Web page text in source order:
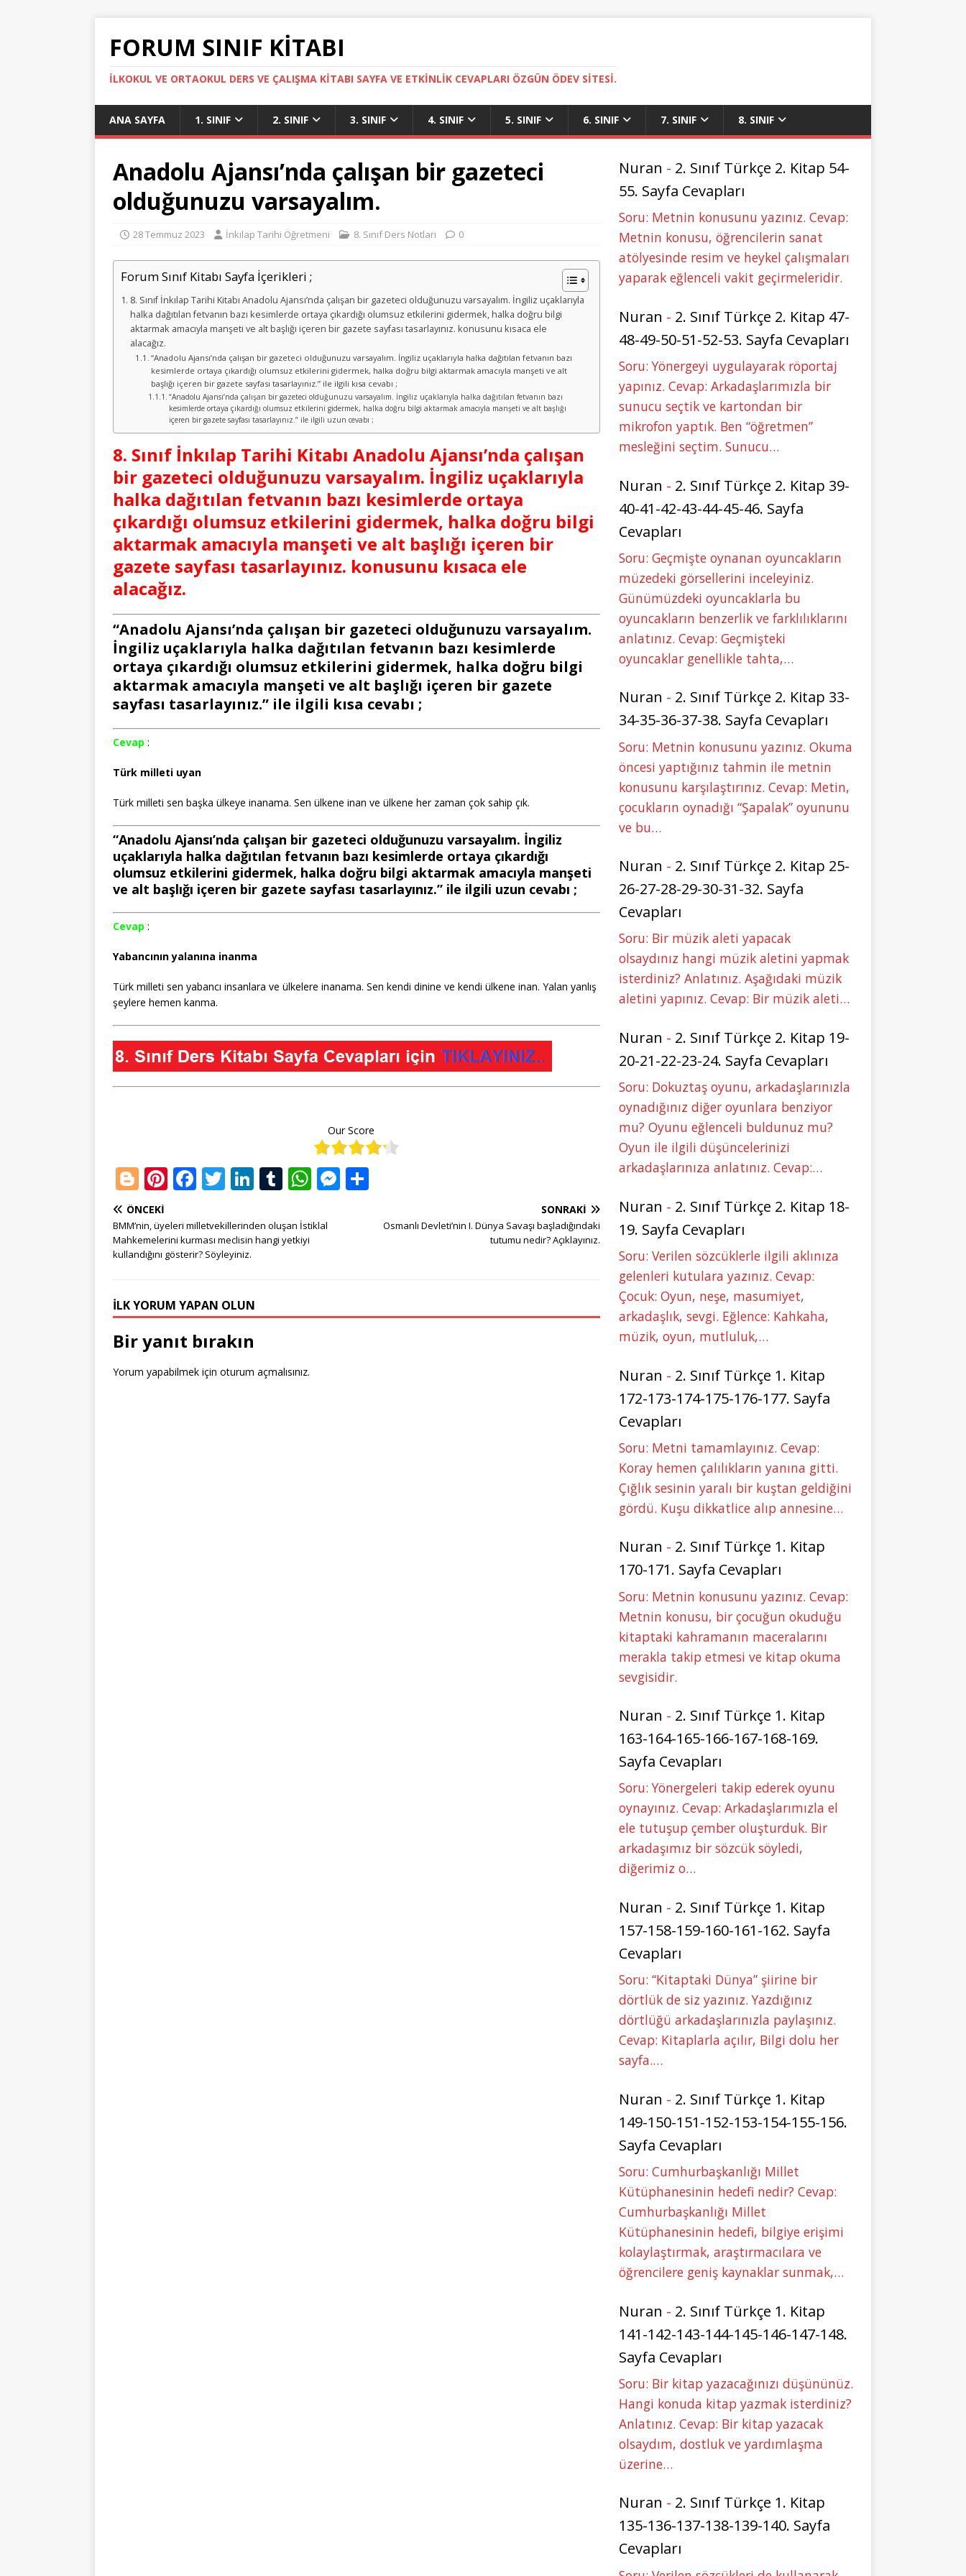
FORUM SINIF KITABI
İLKOKUL VE ORTAOKUL DERS VE ÇALIŞMA KITABI SAYFA VE ETKINLIK CEVAPLARI ÖZGÜN ÖDEV SITESI.
ANA SAYFA 1. SINIF 2. SINIF 3. SINIF 4. SINIF 5. SINIF 6. SINIF 7. SINIF 8. SINIF
Anadolu Ajansı’nda çalışan bir gazeteci
olduğunuzu varsayalım.
28 Temmuz 2023 İnkılap Tarihi Öğretmeni 8. Sınıf Ders Notları 0
Forum Sınıf Kitabı Sayfa İçerikleri ;
8. Sınıf İnkılap Tarihi Kitabı Anadolu Ajansı’nda çalışan bir gazeteci olduğunuzu varsayalım. İngiliz uçaklarıyla
halka dağıtılan fetvanın bazı kesimlerde ortaya çıkardığı olumsuz etkilerini gidermek, halka doğru bilgi
aktarmak amacıyla manşeti ve alt başlığı içeren bir gazete sayfası tasarlayınız. konusunu kısaca ele
alacağız.
“Anadolu Ajansı’nda çalışan bir gazeteci olduğunuzu varsayalım. İngiliz uçaklarıyla halka dağıtılan fetvanın bazı
kesimlerde ortaya çıkardığı olumsuz etkilerini gidermek, halka doğru bilgi aktarmak amacıyla manşeti ve alt
başlığı içeren bir gazete sayfası tasarlayınız.” ile ilgili kısa cevabı ;
“Anadolu Ajansı’nda çalışan bir gazeteci olduğunuzu varsayalım. İngiliz uçaklarıyla halka dağıtılan fetvanın bazı
kesimlerde ortaya çıkardığı olumsuz etkilerini gidermek, halka doğru bilgi aktarmak amacıyla manşeti ve alt başlığı
içeren bir gazete sayfası tasarlayınız.” ile ilgili uzun cevabı ;
8. Sınıf İnkılap Tarihi Kitabı Anadolu Ajansı’nda çalışan
bir gazeteci olduğunuzu varsayalım. İngiliz uçaklarıyla
halka dağıtılan fetvanın bazı kesimlerde ortaya
çıkardığı olumsuz etkilerini gidermek, halka doğru bilgi
aktarmak amacıyla manşeti ve alt başlığı içeren bir
gazete sayfası tasarlayınız. konusunu kısaca ele
alacağız.
“Anadolu Ajansı’nda çalışan bir gazeteci olduğunuzu varsayalım.
İngiliz uçaklarıyla halka dağıtılan fetvanın bazı kesimlerde
ortaya çıkardığı olumsuz etkilerini gidermek, halka doğru bilgi
aktarmak amacıyla manşeti ve alt başlığı içeren bir gazete
sayfası tasarlayınız.” ile ilgili kısa cevabı ;
Cevap :
Türk milleti uyan
Türk milleti sen başka ülkeye inanama. Sen ülkene inan ve ülkene her zaman çok sahip çık.
“Anadolu Ajansı’nda çalışan bir gazeteci olduğunuzu varsayalım. İngiliz
uçaklarıyla halka dağıtılan fetvanın bazı kesimlerde ortaya çıkardığı
olumsuz etkilerini gidermek, halka doğru bilgi aktarmak amacıyla manşeti
ve alt başlığı içeren bir gazete sayfası tasarlayınız.” ile ilgili uzun cevabı ;
Cevap :
Yabancının yalanına inanma
Türk milleti sen yabancı insanlara ve ülkelere inanama. Sen kendi dinine ve kendi ülkene inan. Yalan yanlış
şeylere hemen kanma.
Our Score
Bl
o
g
g
e
r
Pi
te
r
e
st
F
c
e
o
o
k
T
it
te
r
Li
k
e
n
T
m
bl
W
at
p
M
e
ar
ÖNCEKI
BMM’nin, üyeleri milletvekillerinden oluşan İstiklal
Mahkemelerini kurması meclisin hangi yetkiyi
kullandığını gösterir? Söyleyiniz.
SONRAKI
Osmanlı Devleti’nin I. Dünya Savaşı başladığındaki
tutumu nedir? Açıklayınız.
İLK YORUM YAPAN OLUN
Bir yanıt bırakın
Yorum yapabilmek için oturum açmalısınız.
Nuran - 2. Sınıf Türkçe 2. Kitap 54-
55. Sayfa Cevapları
Soru: Metnin konusunu yazınız. Cevap:
Metnin konusu, öğrencilerin sanat
atölyesinde resim ve heykel çalışmaları
yaparak eğlenceli vakit geçirmeleridir.
Nuran - 2. Sınıf Türkçe 2. Kitap 47-
48-49-50-51-52-53. Sayfa Cevapları
Soru: Yönergeyi uygulayarak röportaj
yapınız. Cevap: Arkadaşlarımızla bir
sunucu seçtik ve kartondan bir
mikrofon yaptık. Ben “öğretmen”
mesleğini seçtim. Sunucu…
Nuran - 2. Sınıf Türkçe 2. Kitap 39-
40-41-42-43-44-45-46. Sayfa
Cevapları
Soru: Geçmişte oynanan oyuncakların
müzedeki görsellerini inceleyiniz.
Günümüzdeki oyuncaklarla bu
oyuncakların benzerlik ve farklılıklarını
anlatınız. Cevap: Geçmişteki
oyuncaklar genellikle tahta,…
Nuran - 2. Sınıf Türkçe 2. Kitap 33-
34-35-36-37-38. Sayfa Cevapları
Soru: Metnin konusunu yazınız. Okuma
öncesi yaptığınız tahmin ile metnin
konusunu karşılaştırınız. Cevap: Metin,
çocukların oynadığı “Şapalak” oyununu
ve bu…
Nuran - 2. Sınıf Türkçe 2. Kitap 25-
26-27-28-29-30-31-32. Sayfa
Cevapları
Soru: Bir müzik aleti yapacak
olsaydınız hangi müzik aletini yapmak
isterdiniz? Anlatınız. Aşağıdaki müzik
aletini yapınız. Cevap: Bir müzik aleti…
Nuran - 2. Sınıf Türkçe 2. Kitap 19-
20-21-22-23-24. Sayfa Cevapları
Soru: Dokuztaş oyunu, arkadaşlarınızla
oynadığınız diğer oyunlara benziyor
mu? Oyunu eğlenceli buldunuz mu?
Oyun ile ilgili düşüncelerinizi
arkadaşlarınıza anlatınız. Cevap:…
Nuran - 2. Sınıf Türkçe 2. Kitap 18-
19. Sayfa Cevapları
Soru: Verilen sözcüklerle ilgili aklınıza
gelenleri kutulara yazınız. Cevap:
Çocuk: Oyun, neşe, masumiyet,
arkadaşlık, sevgi. Eğlence: Kahkaha,
müzik, oyun, mutluluk,…
Nuran - 2. Sınıf Türkçe 1. Kitap
172-173-174-175-176-177. Sayfa
Cevapları
Soru: Metni tamamlayınız. Cevap:
Koray hemen çalılıkların yanına gitti.
Çığlık sesinin yaralı bir kuştan geldiğini
gördü. Kuşu dikkatlice alıp annesine…
Nuran - 2. Sınıf Türkçe 1. Kitap
170-171. Sayfa Cevapları
Soru: Metnin konusunu yazınız. Cevap:
Metnin konusu, bir çocuğun okuduğu
kitaptaki kahramanın maceralarını
merakla takip etmesi ve kitap okuma
sevgisidir.
Nuran - 2. Sınıf Türkçe 1. Kitap
163-164-165-166-167-168-169.
Sayfa Cevapları
Soru: Yönergeleri takip ederek oyunu
oynayınız. Cevap: Arkadaşlarımızla el
ele tutuşup çember oluşturduk. Bir
arkadaşımız bir sözcük söyledi,
diğerimiz o…
Nuran - 2. Sınıf Türkçe 1. Kitap
157-158-159-160-161-162. Sayfa
Cevapları
Soru: “Kitaptaki Dünya” şiirine bir
dörtlük de siz yazınız. Yazdığınız
dörtlüğü arkadaşlarınızla paylaşınız.
Cevap: Kitaplarla açılır, Bilgi dolu her
sayfa.…
Nuran - 2. Sınıf Türkçe 1. Kitap
149-150-151-152-153-154-155-156.
Sayfa Cevapları
Soru: Cumhurbaşkanlığı Millet
Kütüphanesinin hedefi nedir? Cevap:
Cumhurbaşkanlığı Millet
Kütüphanesinin hedefi, bilgiye erişimi
kolaylaştırmak, araştırmacılara ve
öğrencilere geniş kaynaklar sunmak,…
Nuran - 2. Sınıf Türkçe 1. Kitap
141-142-143-144-145-146-147-148.
Sayfa Cevapları
Soru: Bir kitap yazacağınızı düşününüz.
Hangi konuda kitap yazmak isterdiniz?
Anlatınız. Cevap: Bir kitap yazacak
olsaydım, dostluk ve yardımlaşma
üzerine…
Nuran - 2. Sınıf Türkçe 1. Kitap
135-136-137-138-139-140. Sayfa
Cevapları